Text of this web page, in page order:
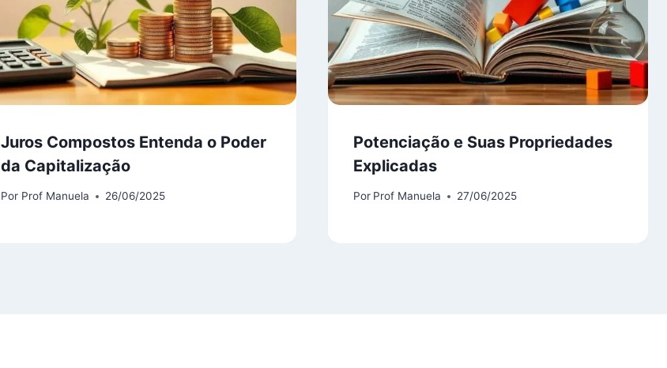
Juros Compostos Entenda o Poder
da Capitalização
Por Prof Manuela 26/06/2025
Potenciação e Suas Propriedades
Explicadas
Por Prof Manuela 27/06/2025